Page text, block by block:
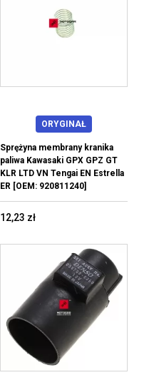
ORYGINAŁ
Sprężyna membrany kranika
paliwa Kawasaki GPX GPZ GT
KLR LTD VN Tengai EN Estrella
ER [OEM: 920811240]
12,23 zł